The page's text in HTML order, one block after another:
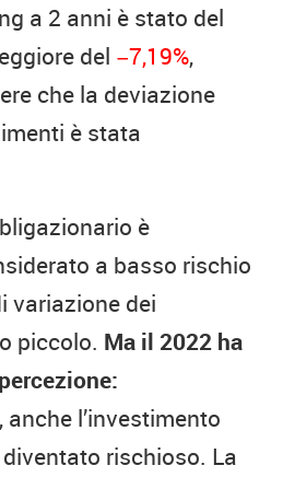
a 2 anni è stato del
del −7,19%,
che la deviazione
è stata
è
a basso rischio
variazione dei
piccolo. Ma il 2022 ha
l’investimento
rischioso. La